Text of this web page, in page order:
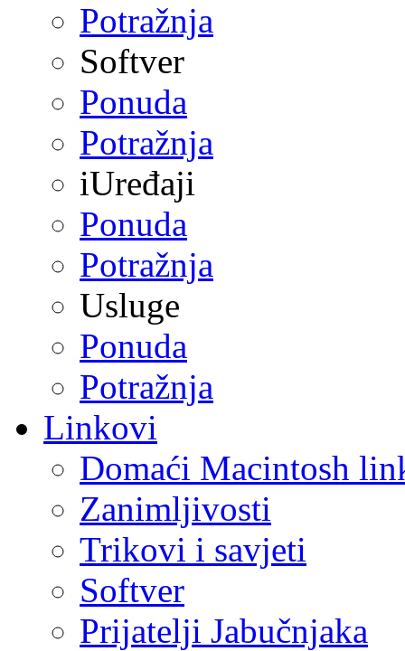
Potražnja
Softver
Ponuda
Potražnja
iUređaji
Ponuda
Potražnja
Usluge
Ponuda
Potražnja
Linkovi
Domaći Macintosh
Zanimljivosti
Trikovi i savjeti
Softver
Prijatelji Jabučnjaka